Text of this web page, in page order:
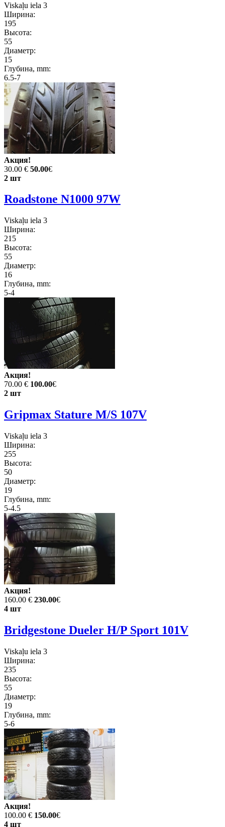
Viskaļu iela 3
Ширина:
195
Высота:
55
Диаметр:
15
Глубина, mm:
6.5-7
Акция!
30.00 € 50.00€
2 шт
Roadstone N1000 97W
Viskaļu iela 3
Ширина:
215
Высота:
55
Диаметр:
16
Глубина, mm:
5-4
Акция!
70.00 € 100.00€
2 шт
Gripmax Stature M/S 107V
Viskaļu iela 3
Ширина:
255
Высота:
50
Диаметр:
19
Глубина, mm:
5-4.5
Акция!
160.00 € 230.00€
4 шт
Bridgestone Dueler H/P Sport 101V
Viskaļu iela 3
Ширина:
235
Высота:
55
Диаметр:
19
Глубина, mm:
5-6
Акция!
100.00 € 150.00€
4 шт